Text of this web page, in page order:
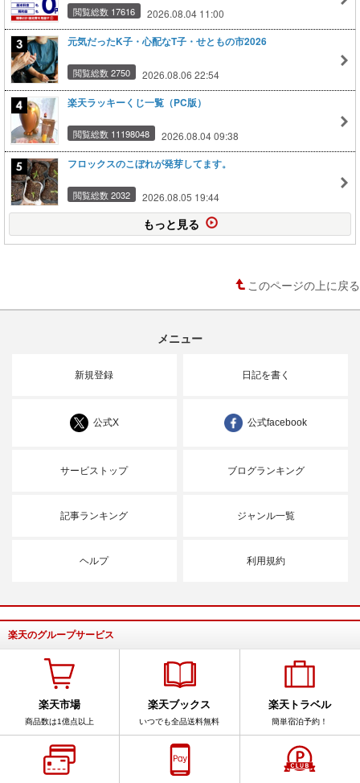
閲覧総数 17616 2026.08.04 11:00
元気だったK子・心配なT子・せともの市2026
閲覧総数 2750 2026.08.06 22:54
楽天ラッキーくじ一覧（PC版）
閲覧総数 11198048 2026.08.04 09:38
フロックスのこぼれが発芽してます。
閲覧総数 2032 2026.08.05 19:44
もっと見る
このページの上に戻る
メニュー
新規登録 日記を書く
公式X 公式facebook
サービストップ ブログランキング
記事ランキング ジャンル一覧
ヘルプ 利用規約
楽天のグループサービス
楽天市場
商品数は1億点以上
楽天ブックス
いつでも全品送料無料
楽天トラベル
簡単宿泊予約！